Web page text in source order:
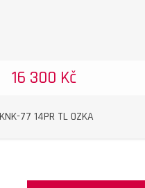
16 300 Kč
77 14PR TL OZKA